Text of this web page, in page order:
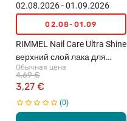
02.08.2026 - 01.09.2026
02.08-01.09
RIMMEL Nail Care Ultra Shine
верхний слой лака для
ногтей, 12мл
Обычная цена
3,27 €
4,69 €
0